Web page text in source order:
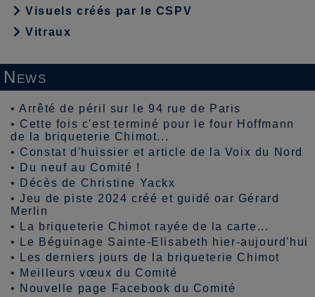
Visuels créés par le CSPV
Vitraux
News
•Arrêté de péril sur le 94 rue de Paris
• Cette fois c'est terminé pour le four Hoffmann
de la briqueterie Chimot...
• Constat d'huissier et article de la Voix du Nord
•
Du neuf au Comité !
•
Décès de Christine Yackx
•Jeu de piste 2024 créé et guidé oar Gérard
Merlin
•
La briqueterie Chimot rayée de la carte...
•
Le Béguinage Sainte-Elisabeth hier-aujourd'hui
•
Les derniers jours de la briqueterie Chimot
• Meilleurs vœux du Comité
• Nouvelle page Facebook du Comité